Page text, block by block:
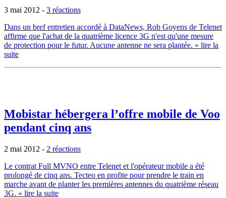
3 mai 2012 - 3 réactions
Dans un bref entretien accordé à DataNews, Rob Goyens de Telenet
affirme que l'achat de la quatrième licence 3G n'est qu'une mesure
de protection pour le futur. Aucune antenne ne sera plantée. » lire la
suite
Mobistar hébergera l’offre mobile de Voo
pendant cinq ans
2 mai 2012 - 2 réactions
Le contrat Full MVNO entre Telenet et l'opérateur mobile a été
prolongé de cinq ans. Tecteo en profite pour prendre le train en
marche avant de planter les premières antennes du quatrième réseau
3G. » lire la suite